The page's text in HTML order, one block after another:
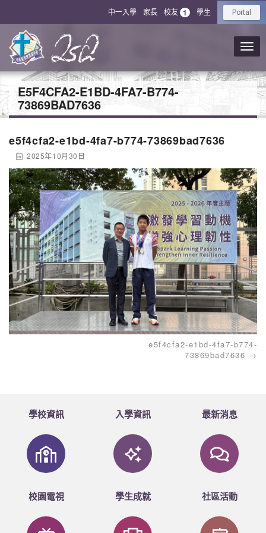
中一入學 家長 校友 1 學生 Portal
E5F4CFA2-E1BD-4FA7-B774-
73869BAD7636
e5f4cfa2-e1bd-4fa7-b774-73869bad7636
2025年10月30日
e5f4cfa2-e1bd-4fa7-b774-
73869bad7636
學校資訊 入學資訊 最新消息
校園電視 學生成就 社區活動